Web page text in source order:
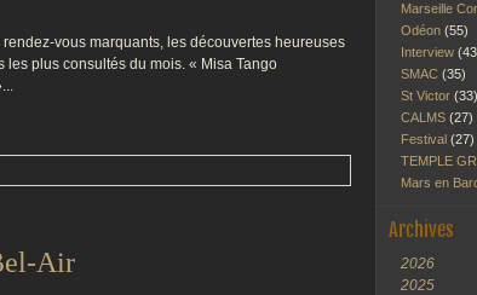
vous marquants, les découvertes heureuses
les plus consultés du mois. « Misa Tango
Air
Marseille
Odéon (55)
Interview
SMAC (35)
St Victor (33)
CALMS (27)
Festival (27)
TEMPLE
Mars en
Archives
2026
2025